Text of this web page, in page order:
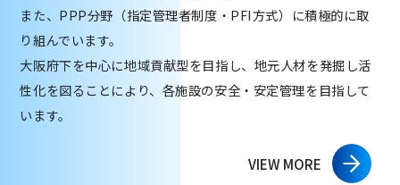
VIEW MORE
また、PPP分野（指定管理者制度・PFI方式）に積極的に取
り組んでいます。
大阪府下を中心に地域貢献型を目指し、地元人材を発掘し活
性化を図ることにより、各施設の安全・安定管理を目指して
います。